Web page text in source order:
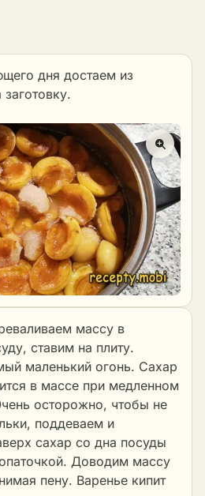
дня достаем из
массу в
ставим на плиту.
маленький огонь. Сахар
в массе при медленном
осторожно, чтобы не
поддеваем и
сахар со дна посуды
Доводим массу
пену. Варенье кипит